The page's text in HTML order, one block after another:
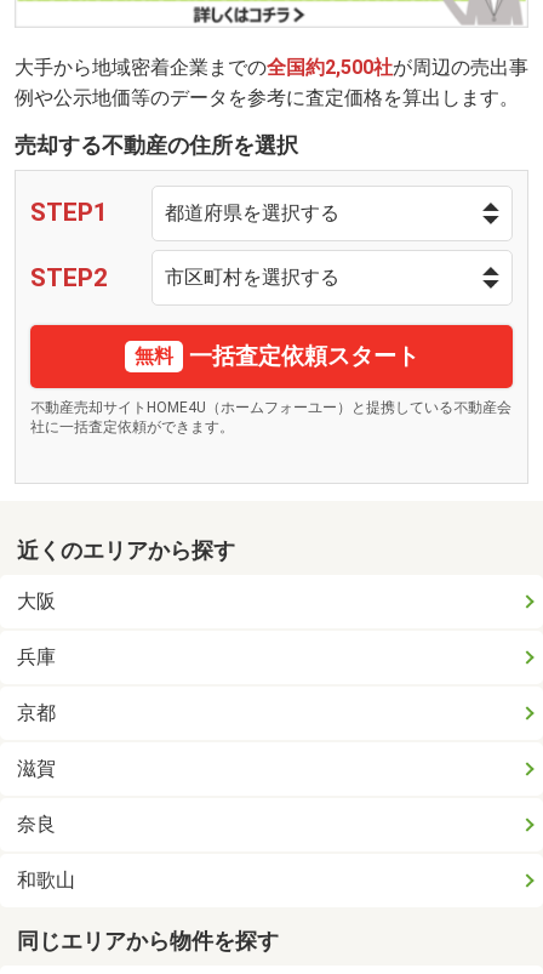
大手から地域密着企業までの全国約2,500社が周辺の売出事
例や公示地価等のデータを参考に査定価格を算出します。
売却する不動産の住所を選択
STEP1
STEP2
無料 一括査定依頼スタート
不動産売却サイトHOME4U（ホームフォーユー）と提携している不動産会
社に一括査定依頼ができます。
近くのエリアから探す
大阪
兵庫
京都
滋賀
奈良
和歌山
同じエリアから物件を探す